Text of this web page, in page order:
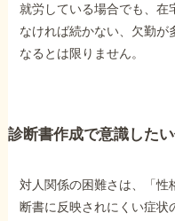
就労している場合でも、在
なければ続かない、欠勤が
なるとは限りません。
診断書作成で意識した
対人関係の困難さは、「性
断書に反映されにくい症状